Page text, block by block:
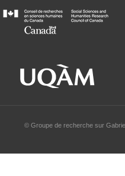
© Groupe de recherche sur